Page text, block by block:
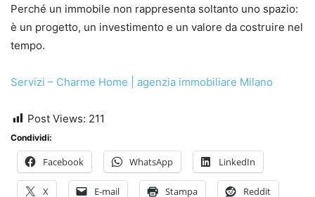
Perché un immobile non rappresenta soltanto uno spazio:
è un progetto, un investimento e un valore da costruire nel
tempo.
Servizi – Charme Home | agenzia immobiliare Milano
Post Views: 211
Condividi:
Facebook WhatsApp LinkedIn
X E-mail Stampa Reddit